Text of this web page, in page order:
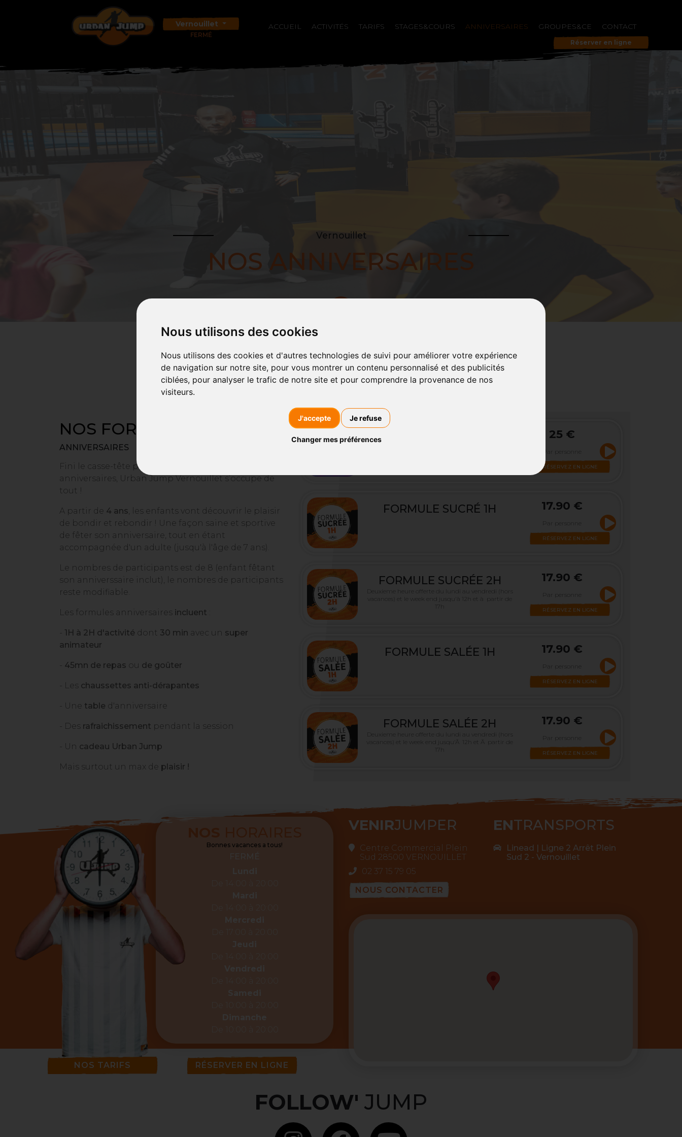
Nous utilisons des cookies
Nous utilisons des cookies et d'autres technologies de suivi pour améliorer votre expérience
de navigation sur notre site, pour vous montrer un contenu personnalisé et des publicités
ciblées, pour analyser le trafic de notre site et pour comprendre la provenance de nos
visiteurs.
J'accepte Je refuse
Changer mes préférences
Vernouillet
FERMÉ
ACCUEIL ACTIVITÉS TARIFS STAGES&COURS ANNIVERSAIRES GROUPES&CE CONTACT
Réserver en ligne
Vernouillet
NOS ANNIVERSAIRES
NOS FORMULES
ANNIVERSAIRES
Fini le casse-tête pour l’organisation des
anniversaires, Urban Jump Vernouillet s’occupe de
tout !
A partir de 4 ans, les enfants vont découvrir le plaisir
de bondir et rebondir ! Une façon saine et sportive
de fêter son anniversaire, tout en étant
accompagnée d'un adulte (jusqu'à l'âge de 7 ans).
Le nombres de participants est de 8 (enfant fêtant
son anniverssaire inclut), le nombres de participants
reste modifiable.
Les formules anniversaires incluent
- 1H à 2H d'activité dont 30 min avec un super
animateur
- 45mn de repas ou de goûter
- Les chaussettes anti-dérapantes
- Une table d'anniversaire
- Des rafraichissement pendant la session
- Un cadeau Urban Jump
Mais surtout un max de plaisir !
25 €
Par personne
RÉSERVEZ EN LIGNE
FORMULE SUCRÉ 1H 17.90 €
Par personne
RÉSERVEZ EN LIGNE
FORMULE SUCRÉE 2H
Deuxieme heure offerte du lundi au vendredi (hors
vacances) et le week end jusqu'à 12h et à partir de
17h
17.90 €
Par personne
RÉSERVEZ EN LIGNE
FORMULE SALÉE 1H 17.90 €
Par personne
RÉSERVEZ EN LIGNE
FORMULE SALÉE 2H
Deuxieme heure offerte du lundi au vendredi (hors
vacances) et le week end jusqu'Ã 12h et Ã partir de
17h
17.90 €
Par personne
RÉSERVEZ EN LIGNE
Bonnes vacances a tous!
VENIRJUMPER
Centre Commercial Plein
Sud 28500 VERNOUILLET
02 37 15 79 05
NOUS CONTACTER
ENTRANSPORTS
Linead | Ligne 2 Arrêt Plein
Sud 2 - Vernouillet
NOS TARIFS RÉSERVER EN LIGNE
FOLLOW' JUMP